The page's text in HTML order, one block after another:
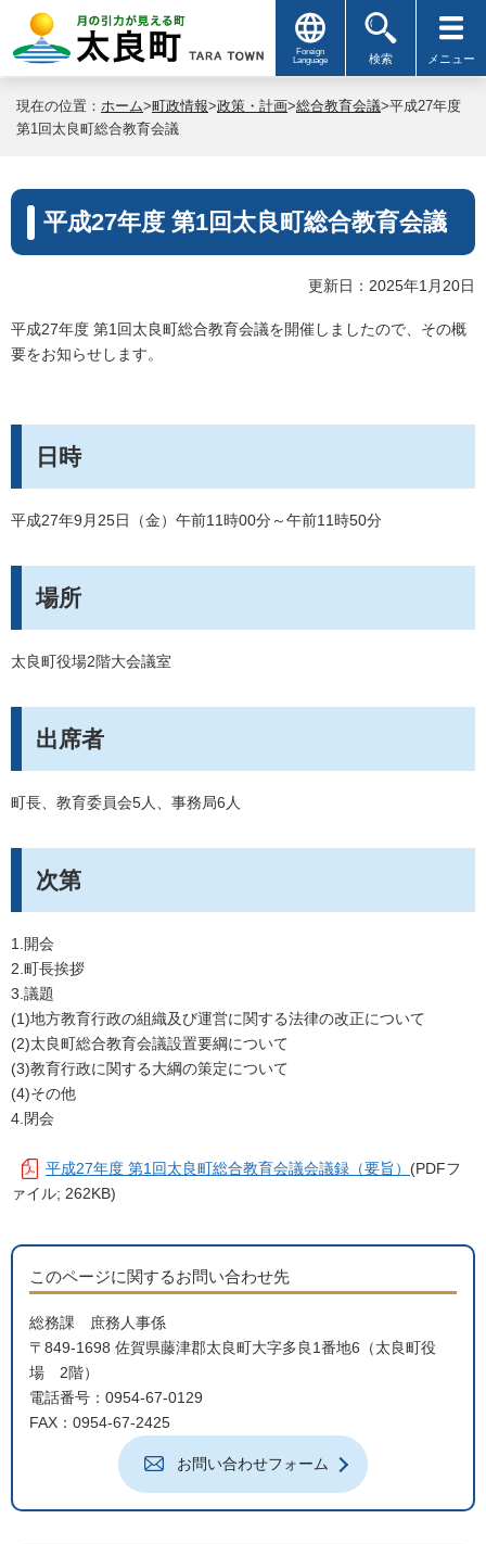
Foreign
Language
検索 メニュー
現在の位置： ホーム>町政情報>政策・計画>総合教育会議>平成27年度
第1回太良町総合教育会議
平成27年度 第1回太良町総合教育会議
更新日：2025年1月20日
平成27年度 第1回太良町総合教育会議を開催しましたので、その概
要をお知らせします。
日時
平成27年9月25日（金）午前11時00分～午前11時50分
場所
太良町役場2階大会議室
出席者
町長、教育委員会5人、事務局6人
次第
1.開会
2.町長挨拶
3.議題
(1)地方教育行政の組織及び運営に関する法律の改正について
(2)太良町総合教育会議設置要綱について
(3)教育行政に関する大綱の策定について
(4)その他
4.閉会
平成27年度 第1回太良町総合教育会議会議録（要旨） (PDFフ
ァイル; 262KB)
このページに関するお問い合わせ先
総務課 庶務人事係
〒849-1698 佐賀県藤津郡太良町大字多良1番地6（太良町役
場 2階）
電話番号：0954-67-0129
FAX：0954-67-2425
お問い合わせフォーム